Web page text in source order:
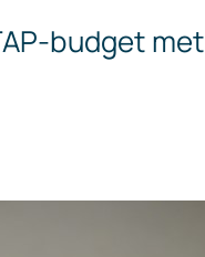
budget met